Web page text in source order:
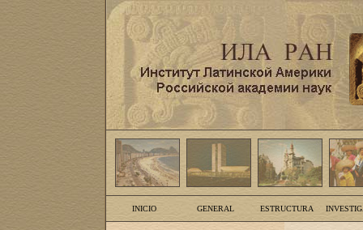
INICIO GENERAL ESTRUCTURA